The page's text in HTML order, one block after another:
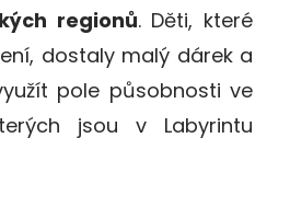
regionů. Děti, které
dostaly malý dárek a
pole působnosti ve
jsou v Labyrintu